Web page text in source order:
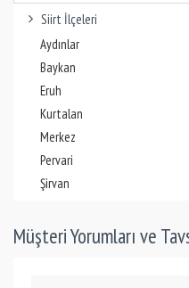
Siirt İlçeleri
Aydınlar
Baykan
Eruh
Kurtalan
Merkez
Pervari
Şirvan
Müşteri Yorumları ve